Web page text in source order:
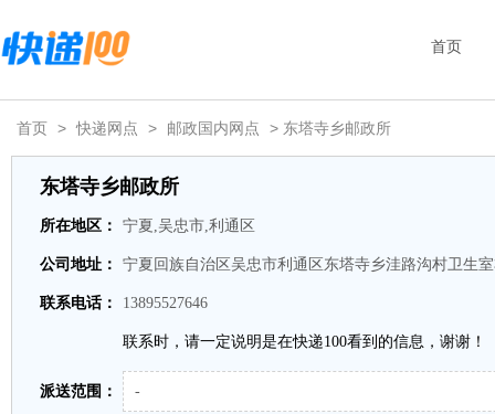
首页
首页 > 快递网点 > 邮政国内网点 > 东塔寺乡邮政所
东塔寺乡邮政所
所在地区： 宁夏,吴忠市,利通区
公司地址： 宁夏回族自治区吴忠市利通区东塔寺乡洼路沟村卫生
联系电话： 13895527646
联系时，请一定说明是在快递100看到的信息，谢谢！
派送范围： -